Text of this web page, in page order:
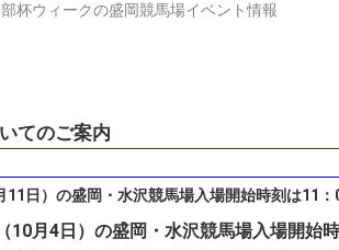
杯ウィークの盛岡競馬場イベント情報
てのご案内
日）の盛岡・水沢競馬場入場開始時刻は11：
10月4日）の盛岡・水沢競馬場入場開始